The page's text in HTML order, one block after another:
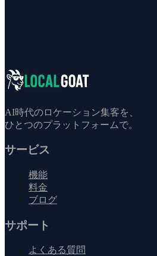
料金プランを見る
AI時代のロケーション集客を、
ひとつのプラットフォームで。
サービス
機能
料金
ブログ
サポート
よくある質問